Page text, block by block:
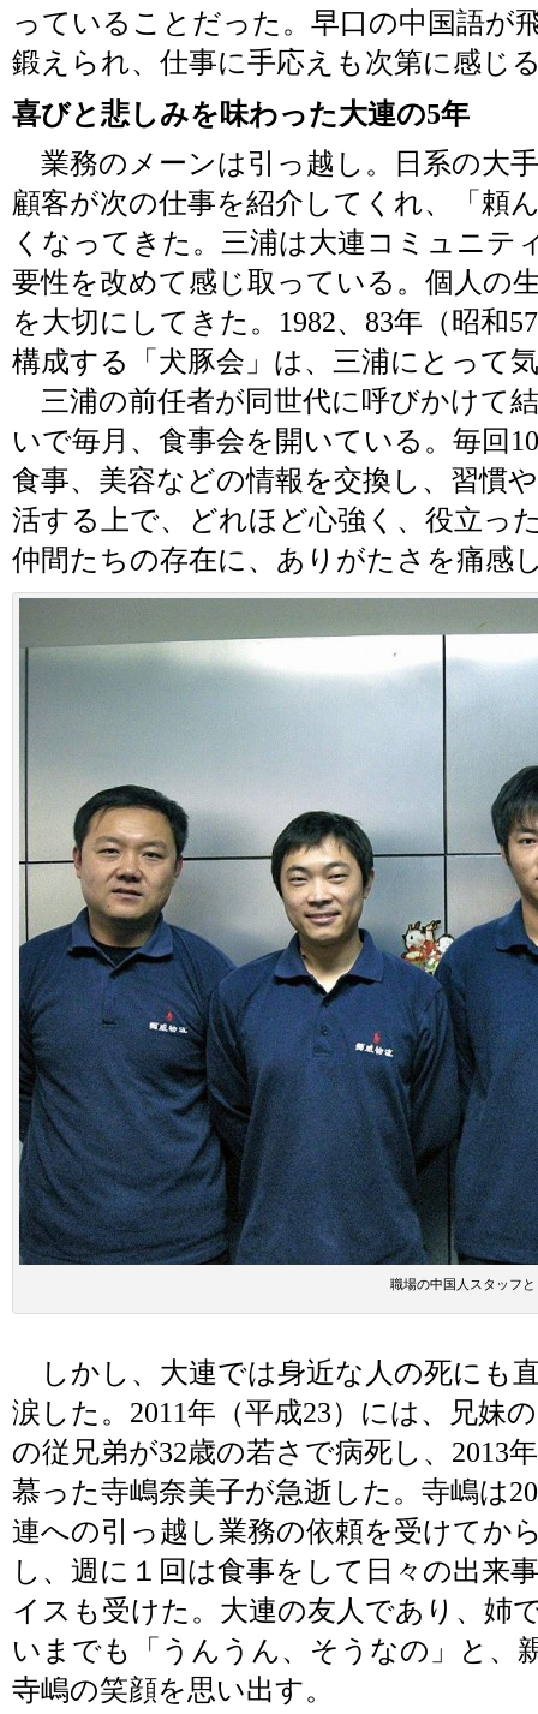
っていることだった。早口の中国語が
鍛えられ、仕事に手応えも次第に感じ
喜びと悲しみを味わった大連の5年
業務のメーンは引っ越し。日系の大
顧客が次の仕事を紹介してくれ、「頼
くなってきた。三浦は大連コミュニテ
要性を改めて感じ取っている。個人の
を大切にしてきた。1982、83年（昭和
構成する「犬豚会」は、三浦にとって
三浦の前任者が同世代に呼びかけて
いで毎月、食事会を開いている。毎回
食事、美容などの情報を交換し、習慣
活する上で、どれほど心強く、役立っ
仲間たちの存在に、ありがたさを痛感
職場の中国人スタッフと
しかし、大連では身近な人の死にも
涙した。2011年（平成23）には、兄妹
の従兄弟が32歳の若さで病死し、2013
慕った寺嶋奈美子が急逝した。寺嶋は
連への引っ越し業務の依頼を受けてか
し、週に１回は食事をして日々の出来
イスも受けた。大連の友人であり、姉
いまでも「うんうん、そうなの」と、
寺嶋の笑顔を思い出す。